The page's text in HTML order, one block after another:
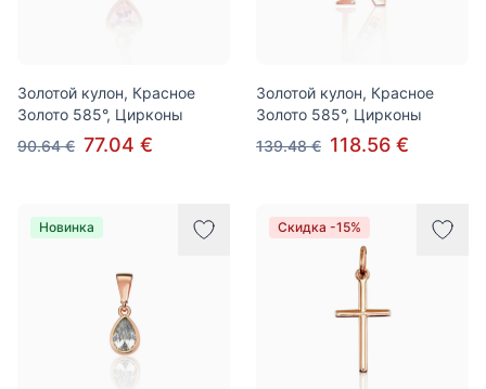
Золотой кулон, Красное
Золото 585°, Цирконы
90.64 € 77.04 €
Золотой кулон, Красное
Золото 585°, Цирконы
139.48 € 118.56 €
Новинка Скидка -15%